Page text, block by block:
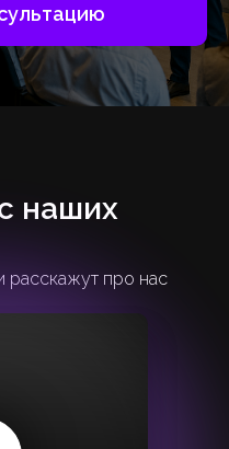
наших
расскажут про нас